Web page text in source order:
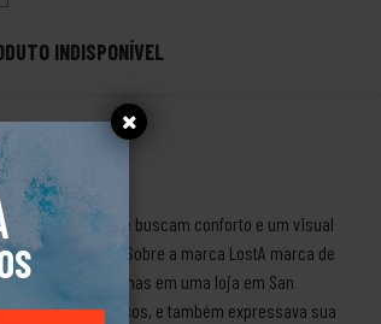
INDISPONÍVEL
para aqueles que buscam conforto e um visual
AlgodãoSobre a marca LostA marca de
próprias pranchas em uma loja em San
surfistas talentosos, e também expressava sua